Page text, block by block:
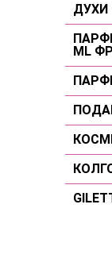
Для
Для
ДУХИ
Для
Для
ML
Для
Для
Для
Для